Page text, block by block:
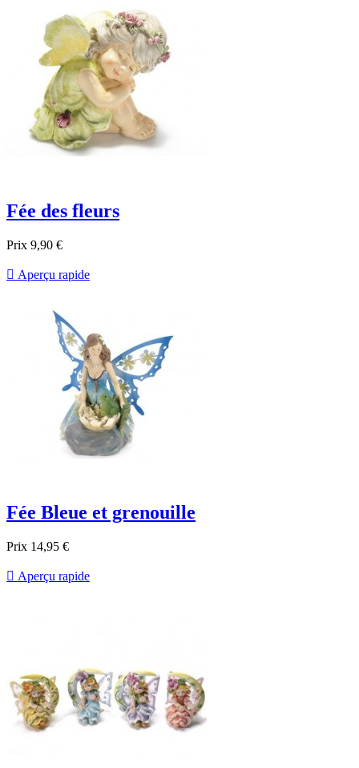
Fée des fleurs
Prix 9,90 €
 Aperçu rapide
Fée Bleue et grenouille
Prix 14,95 €
 Aperçu rapide